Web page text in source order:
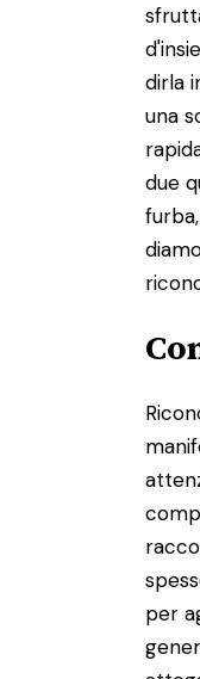
dirla
una
due
per